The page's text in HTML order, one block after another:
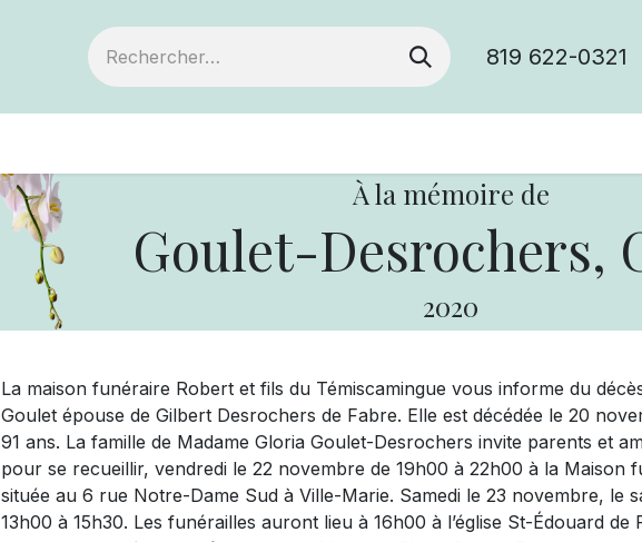
819 622-0321
À la mémoire de
Goulet-Desrochers,
2020
La maison funéraire Robert et fils du Témiscamingue vous informe du
Goulet épouse de Gilbert Desrochers de Fabre. Elle est décédée le 20
91 ans. La famille de Madame Gloria Goulet-Desrochers invite parents et
pour se recueillir, vendredi le 22 novembre de 19h00 à 22h00 à la Maison
située au 6 rue Notre-Dame Sud à Ville-Marie. Samedi le 23 novembre, le
13h00 à 15h30. Les funérailles auront lieu à 16h00 à l’église St-Édouard de